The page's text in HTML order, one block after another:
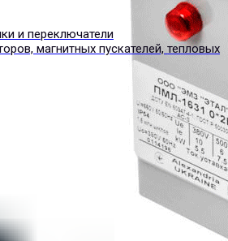
и переключатели
магнитных пускателей, тепловых